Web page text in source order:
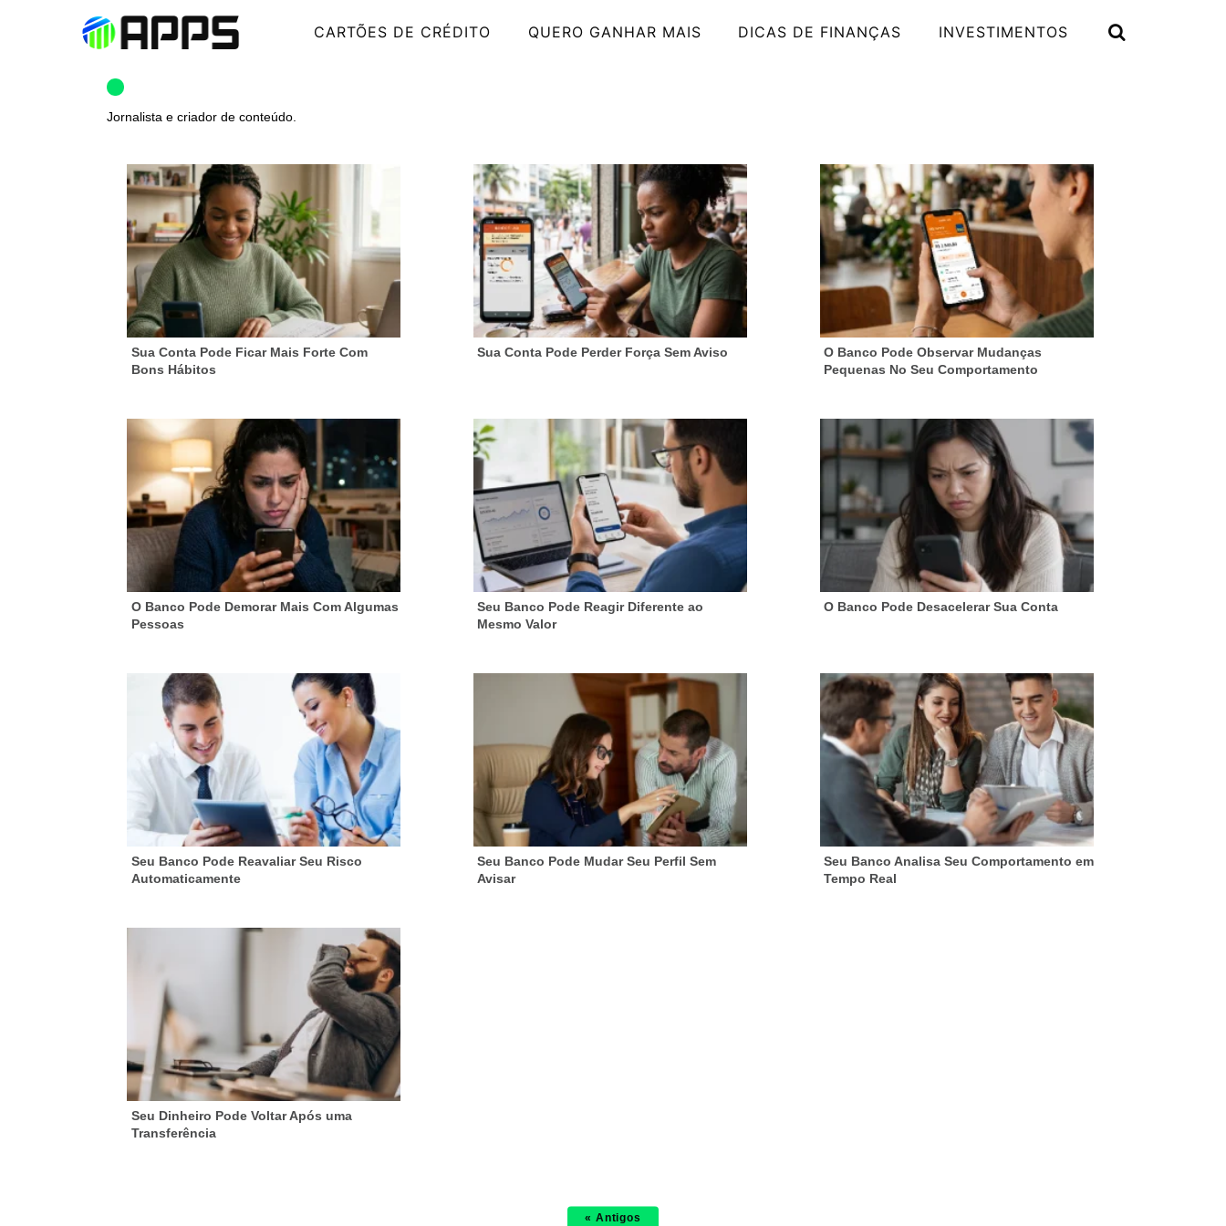
CARTÕES DE CRÉDITO QUERO GANHAR MAIS DICAS DE FINANÇAS INVESTIMENTOS 
Jornalista e criador de conteúdo.
Sua Conta Pode Ficar Mais Forte Com
Bons Hábitos
Sua Conta Pode Perder Força Sem Aviso
O Banco Pode Observar Mudanças
Pequenas No Seu Comportamento
O Banco Pode Demorar Mais Com Algumas
Pessoas
Seu Banco Pode Reagir Diferente ao
Mesmo Valor
O Banco Pode Desacelerar Sua Conta
Seu Banco Pode Reavaliar Seu Risco
Automaticamente
Seu Banco Pode Mudar Seu Perfil Sem
Avisar
Seu Banco Analisa Seu Comportamento em
Tempo Real
Seu Dinheiro Pode Voltar Após uma
Transferência
« Antigos